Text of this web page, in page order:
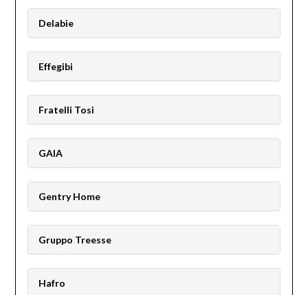
Delabie
Effegibi
Fratelli Tosi
GAIA
Gentry Home
Gruppo Treesse
Hafro